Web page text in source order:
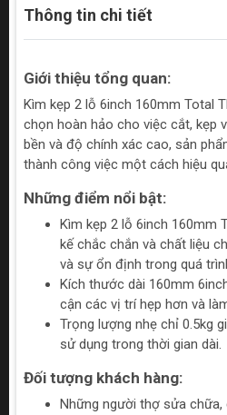
Thông tin chi tiết
Giới thiệu tổng quan:
Kìm kẹp 2 lỗ 6inch 160mm Total
chọn hoàn hảo cho việc cắt, kẹp
bền và độ chính xác cao, sản
thành công việc một cách hiệu
Những điểm nổi bật:
Kìm kẹp 2 lỗ 6inch 160mm
kế chắc chắn và chất liệu
và sự ổn định trong quá
Kích thước dài 160mm
cận các vị trí hẹp hơn và
Trọng lượng nhẹ chỉ 0.5kg
sử dụng trong thời gian dài.
Đối tượng khách hàng:
Những người thợ sửa chữa,